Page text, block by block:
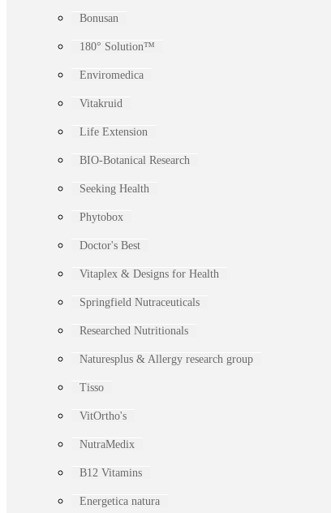
Bonusan
180° Solution™
Enviromedica
Vitakruid
Life Extension
BIO-Botanical Research
Seeking Health
Phytobox
Doctor's Best
Vitaplex & Designs for Health
Springfield Nutraceuticals
Researched Nutritionals
Naturesplus & Allergy research group
Tisso
VitOrtho's
NutraMedix
B12 Vitamins
Energetica natura